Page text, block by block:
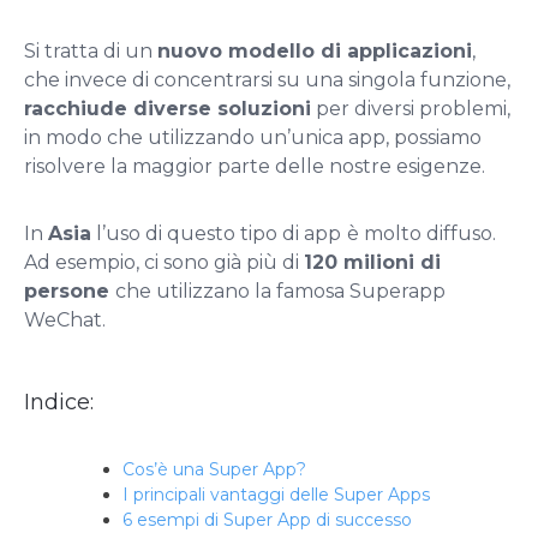
Si tratta di un nuovo modello di applicazioni,
che invece di concentrarsi su una singola funzione,
racchiude diverse soluzioni per diversi problemi,
in modo che utilizzando un’unica app, possiamo
risolvere la maggior parte delle nostre esigenze.
In Asia l’uso di questo tipo di app è molto diffuso.
Ad esempio, ci sono già più di 120 milioni di
persone che utilizzano la famosa Superapp
WeChat.
Indice:
Cos’è una Super App?
I principali vantaggi delle Super Apps
6 esempi di Super App di successo